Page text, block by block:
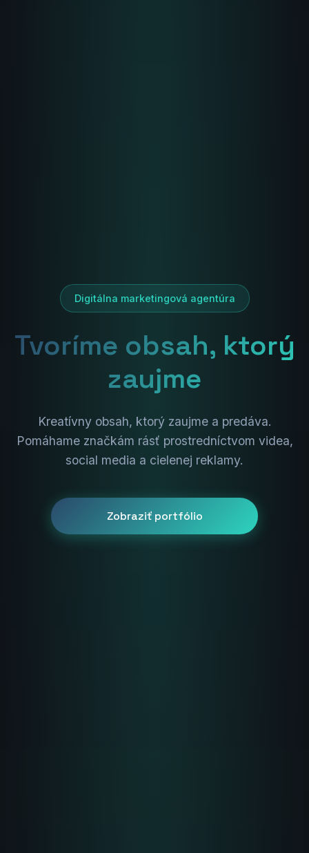
Digitálna marketingová agentúra
Tvoríme obsah, ktorý
zaujme
Kreatívny obsah, ktorý zaujme a predáva.
Pomáhame značkám rásť prostredníctvom videa,
social media a cielenej reklamy.
Zobraziť portfólio